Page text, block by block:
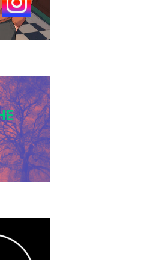
de ce mardi !